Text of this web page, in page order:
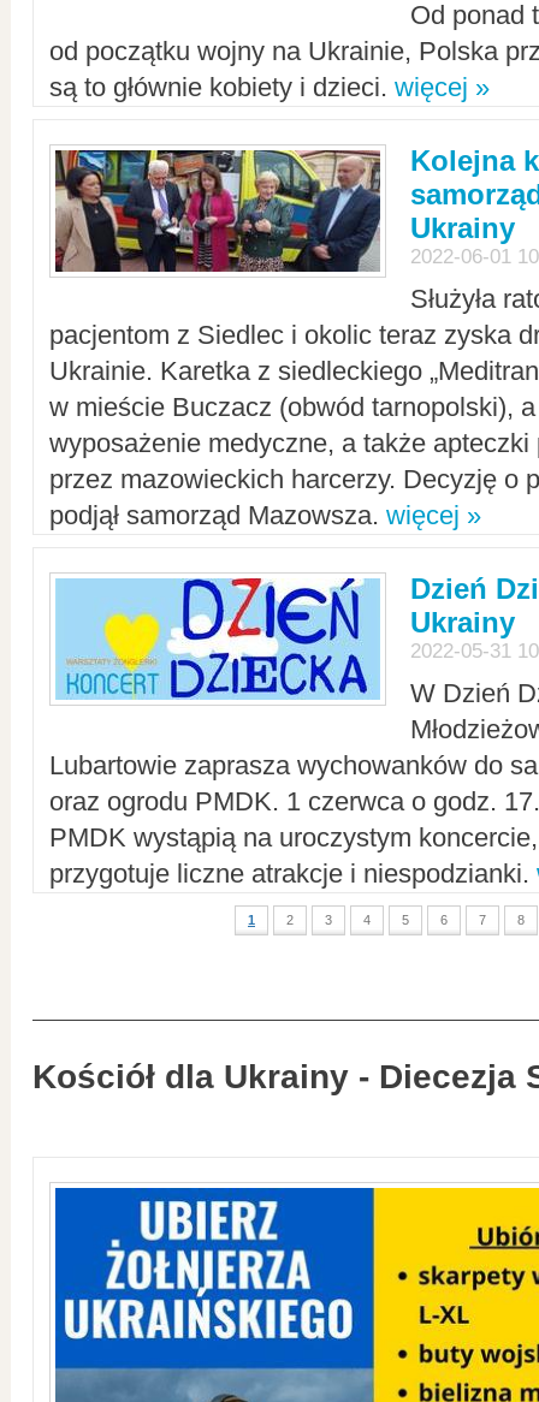
Od ponad
od początku wojny na Ukrainie, Polska
są to głównie kobiety i dzieci. więcej »
Kolejna
Ukrainy
2022-06-01
Służyła
pacjentom z Siedlec i okolic teraz zyska
Ukrainie. Karetka z siedleckiego
w mieście Buczacz (obwód tarnopolski),
wyposażenie medyczne, a także apteczki
przez mazowieckich harcerzy. Decyzję o
podjął samorząd Mazowsza. więcej »
Dzień
Ukrainy
2022-05-31
W Dzień
Lubartowie zaprasza wychowanków do
oraz ogrodu PMDK. 1 czerwca o godz.
PMDK wystąpią na uroczystym
przygotuje liczne atrakcje i niespodzianki.
1 2 3 4 5 6 7 8
Kościół dla Ukrainy - Diecezja